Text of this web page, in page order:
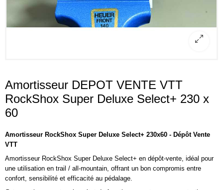
Amortisseur DEPOT VENTE VTT
RockShox Super Deluxe Select+ 230 x
60
Amortisseur RockShox Super Deluxe Select+ 230x60 - Dépôt Vente
VTT
Amortisseur RockShox Super Deluxe Select+ en dépôt-vente, idéal pour
une utilisation en trail / all-mountain, offrant un bon compromis entre
confort, sensibilité et efficacité au pédalage.